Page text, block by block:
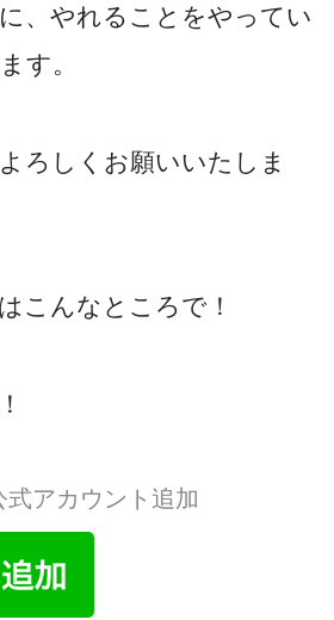
、やれることをやってい
す。
ろしくお願いいたしま
こんなところで！
式アカウント追加